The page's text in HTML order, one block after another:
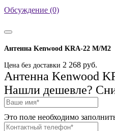
Обсуждение (0)
Антенна Kenwood KRA-22 M/M2
Цена без доставки 2 268 руб.
Антенна Kenwood
Нашли дешевле?
Это поле необходимо